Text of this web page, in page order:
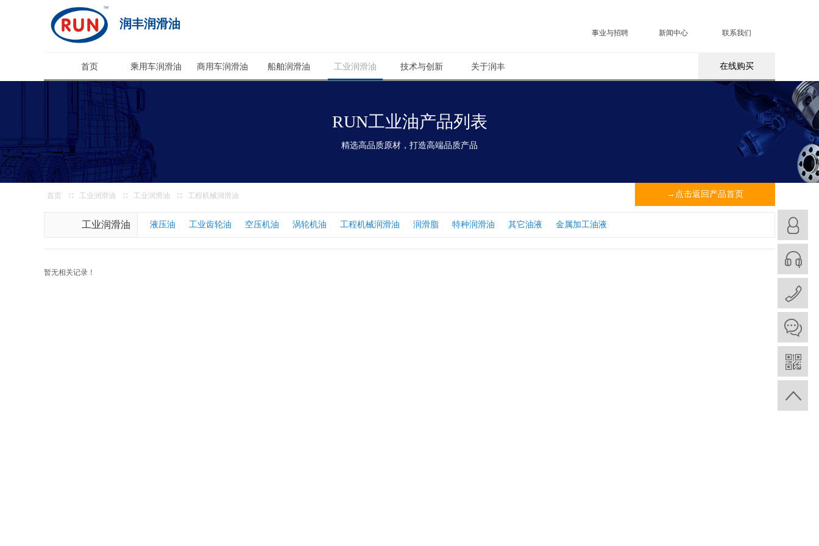
事业与招聘 新闻中心 联系我们
润丰润滑油
首页 乘用车润滑油 商用车润滑油 船舶润滑油 工业润滑油 技术与创新 关于润丰 在线购买
RUN工业油产品列表
精选高品质原材，打造高端品质产品
工业润滑油 液压油 工业齿轮油 空压机油 涡轮机油 工程机械润滑油 润滑脂 特种润滑油 其它油液 金属加工油液
首页 ∷ 工业润滑油 ∷ 工业润滑油 ∷ 工程机械润滑油 →点击返回产品首页
暂无相关记录！